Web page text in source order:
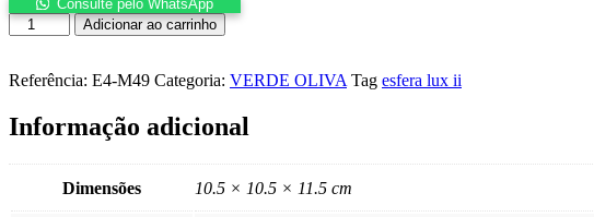
Consulte pelo WhatsApp
ESFERA
LUX
quantidade
Adicionar ao carrinho
Referência: E4-M49 Categoria: VERDE OLIVA Tag esfera lux ii
Informação adicional
Dimensões 10.5 × 10.5 × 11.5 cm